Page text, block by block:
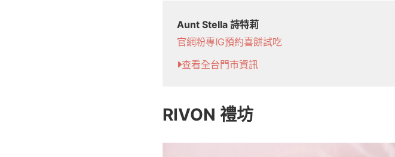
Aunt Stella 詩特莉
官網粉專IG預約喜餅試吃
查看全台門市資訊
RIVON 禮坊